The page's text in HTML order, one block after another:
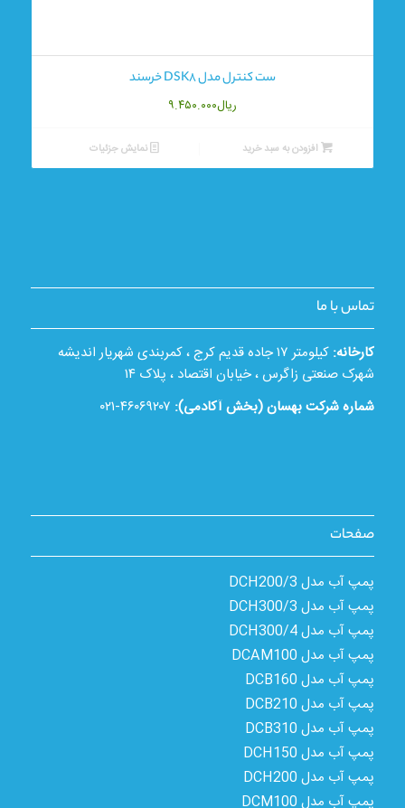
ست کنترل مدل DSK8 خرسند
ریال۹.۴۵۰.۰۰۰
افزودن به سبد خرید نمایش جزئیات
تماس با ما
کارخانه:
کیلومتر ۱۷ جاده قدیم کرج ، کمربندی شهریار اندیشه
شهرک صنعتی زاگرس ، خیابان اقتصاد ، پلاک ۱۴
شماره شرکت بهسان (بخش آکادمی): ۴۶۰۶۹۲۰۷-۰۲۱
صفحات
پمپ آب مدل 3/DCH200
پمپ آب مدل 3/DCH300
پمپ آب مدل 4/DCH300
پمپ آب مدل DCAM100
پمپ آب مدل DCB160
پمپ آب مدل DCB210
پمپ آب مدل DCB310
پمپ آب مدل DCH150
پمپ آب مدل DCH200
پمپ آب مدل DCM100